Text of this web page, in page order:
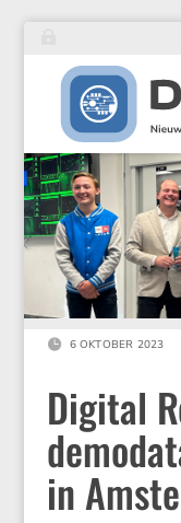
 6 OKTOBER 2023
Digital
in